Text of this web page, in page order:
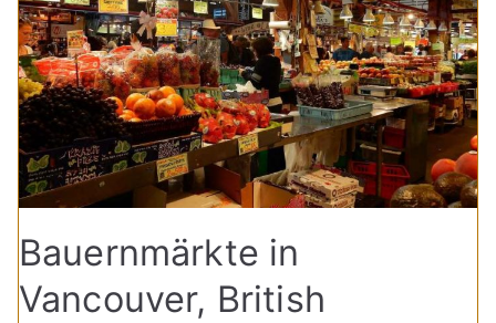
Bauernmärkte in
Vancouver, British